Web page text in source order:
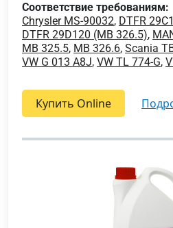
Соответствие требованиям:
Chrysler MS-90032, DTFR
DTFR 29D120 (MB 326.5),
MB 325.5, MB 326.6, Scania
VW G 013 A8J, VW TL 774-G,
Купить Online